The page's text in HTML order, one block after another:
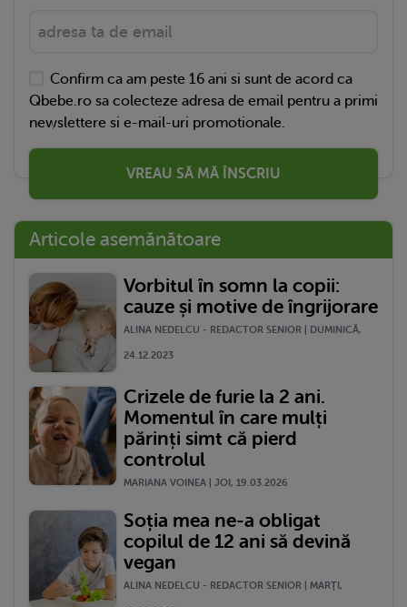
Confirm ca am peste 16 ani si sunt de acord ca
Qbebe.ro sa colecteze adresa de email pentru a primi
newslettere si e-mail-uri promotionale.
VREAU SĂ MĂ ÎNSCRIU
Articole asemănătoare
Vorbitul în somn la copii:
cauze și motive de îngrijorare
ALINA NEDELCU - REDACTOR SENIOR | DUMINICĂ,
24.12.2023
Crizele de furie la 2 ani.
Momentul în care mulți
părinți simt că pierd
controlul
MARIANA VOINEA | JOI, 19.03.2026
Soția mea ne-a obligat
copilul de 12 ani să devină
vegan
ALINA NEDELCU - REDACTOR SENIOR | MARŢI,